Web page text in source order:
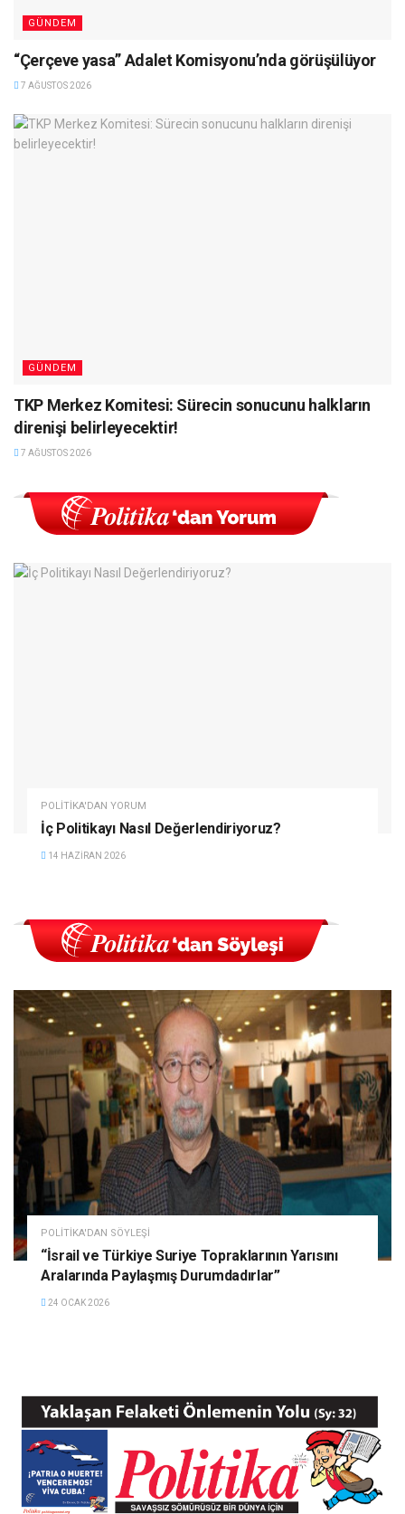
GÜNDEM
“Çerçeve yasa” Adalet Komisyonu’nda görüşülüyor
7 AĞUSTOS 2026
GÜNDEM
TKP Merkez Komitesi: Sürecin sonucunu halkların
direnişi belirleyecektir!
7 AĞUSTOS 2026
POLITIKA'DAN YORUM
İç Politikayı Nasıl Değerlendiriyoruz?
14 HAZIRAN 2026
POLITIKA'DAN SÖYLEŞI
“İsrail ve Türkiye Suriye Topraklarının Yarısını
Aralarında Paylaşmış Durumdadırlar”
24 OCAK 2026